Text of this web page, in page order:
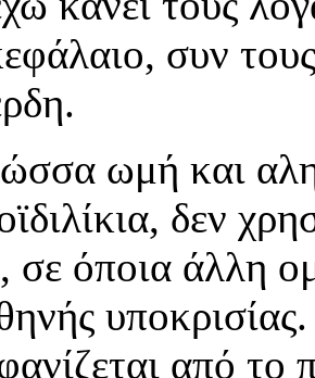
συν
ωμή και
δεν
σε όποια άλλη
από το